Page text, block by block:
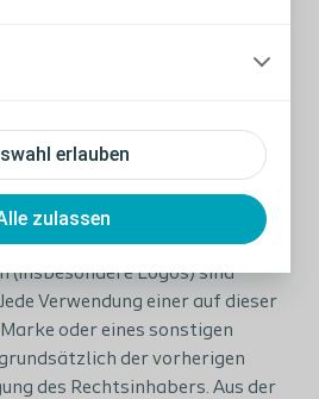
erlauben
zulassen
nicht ausgezahlt bzw.
und sonstige
verwendeten Marken und
(insbesondere Logos) sind
Verwendung einer auf dieser
oder eines sonstigen
der vorherigen
des Rechtsinhabers. Aus der